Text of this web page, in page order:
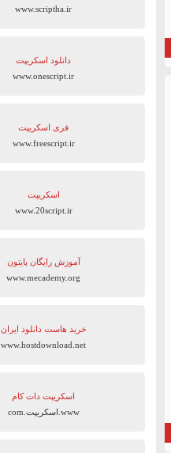
www.scriptha.ir
دانلود اسکریپت
www.onescript.ir
فری اسکریپت
www.freescript.ir
اسکریپت
www.20script.ir
آموزش رایگان پایتون
www.mecademy.org
خرید هاست دانلود ایران
www.hostdownload.net
اسکریپت دات کام
www.اسکریپت.com